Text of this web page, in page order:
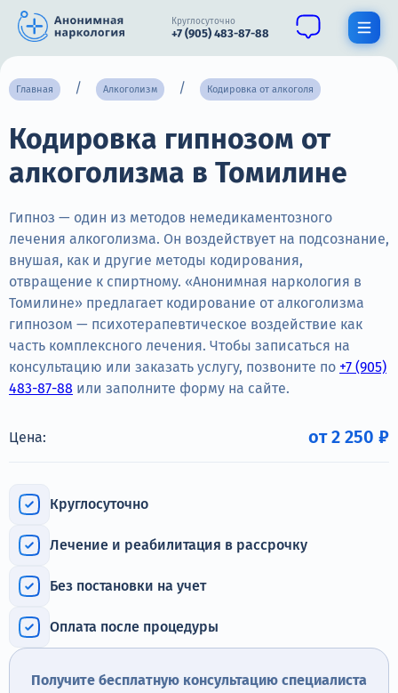
Круглосуточно
+7 (905) 483-87-88
О нас
Наркомания
Нарколог
Стационар
Психиатрия
Цены
Контакты
Круглосуточно, анонимно
Адрес call-центра
Томилино, ул. Гаршина, 17
Главная Алкоголизм Кодировка от алкоголя
Кодировка гипнозом от
алкоголизма в Томилине
Гипноз — один из методов немедикаментозного
лечения алкоголизма. Он воздействует на подсознание,
внушая, как и другие методы кодирования,
отвращение к спиртному. «Анонимная наркология в
Томилине» предлагает кодирование от алкоголизма
гипнозом — психотерапевтическое воздействие как
часть комплексного лечения. Чтобы записаться на
консультацию или заказать услугу, позвоните по +7 (905)
483-87-88 или заполните форму на сайте.
Цена: от 2 250 ₽
Круглосуточно
Лечение и реабилитация в рассрочку
Без постановки на учет
Оплата после процедуры
Получите бесплатную консультацию специалиста